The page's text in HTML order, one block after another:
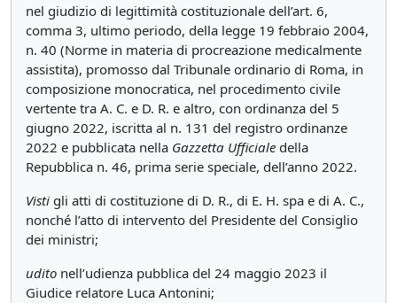
nel giudizio di legittimità costituzionale dell’art. 6,
comma 3, ultimo periodo, della legge 19 febbraio 2004,
n. 40 (Norme in materia di procreazione medicalmente
assistita), promosso dal Tribunale ordinario di Roma, in
composizione monocratica, nel procedimento civile
vertente tra A. C. e D. R. e altro, con ordinanza del 5
giugno 2022, iscritta al n. 131 del registro ordinanze
2022 e pubblicata nella Gazzetta Ufficiale della
Repubblica n. 46, prima serie speciale, dell’anno 2022.
Visti gli atti di costituzione di D. R., di E. H. spa e di A. C.,
nonché l’atto di intervento del Presidente del Consiglio
dei ministri;
udito nell’udienza pubblica del 24 maggio 2023 il
Giudice relatore Luca Antonini;